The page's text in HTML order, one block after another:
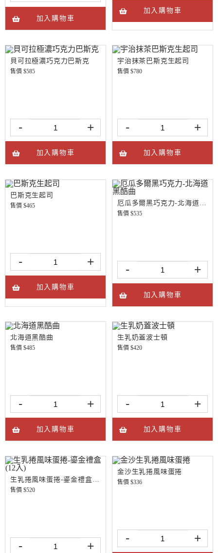
加入購物車
加入購物車
貝可拉極濃巧克力巴斯克
售價 $585
- +
加入購物車
宇治抹茶巴斯克生起司
售價 $780
- +
加入購物車
巴斯克生起司
售價 $465
- +
加入購物車
厄瓜多爾黑巧克力-北海道黑酷曲
售價 $535
- +
加入購物車
北海道黑酷曲
售價 $485
- +
加入購物車
生乳奶蓋波士頓
售價 $420
- +
加入購物車
生乳捲風味蛋捲-鎏金禮盒(12入)
售價 $520
- +
金沙生乳捲風味蛋捲
售價 $336
- +